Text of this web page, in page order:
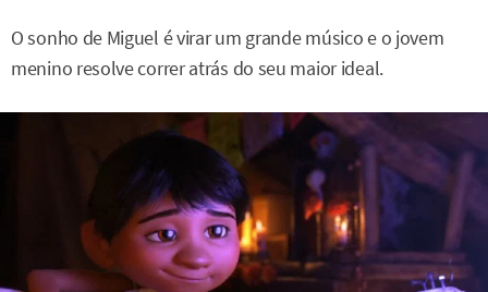
O sonho de Miguel é virar um grande músico e o jovem
menino resolve correr atrás do seu maior ideal.